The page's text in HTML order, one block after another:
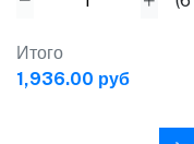
Итого
1,936.00 руб